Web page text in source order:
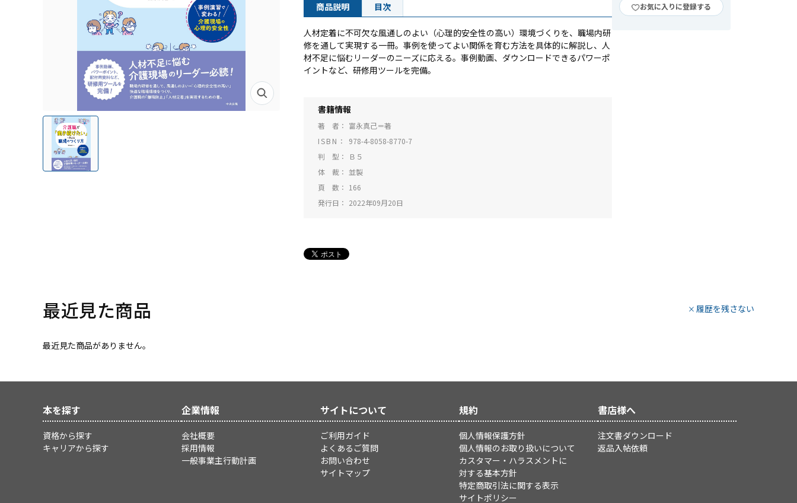
商品説明 目次
人材定着に不可欠な風通しのよい（心理的安全性の高い）環境づくりを、職場内研
修を通して実現する一冊。事例を使ってよい関係を育む方法を具体的に解説し、人
材不足に悩むリーダーのニーズに応える。事例動画、ダウンロードできるパワーポ
イントなど、研修用ツールを完備。
書籍情報
著 者
富永真己＝著
ISBN
978-4-8058-8770-7
判 型
Ｂ５
体 裁
並製
頁 数
166
発行日
2022年09月20日
お気に入りに登録する
最近見た商品
最近見た商品がありません。
履歴を残さない
本を探す
資格から探す
キャリアから探す
企業情報
会社概要
採用情報
一般事業主行動計画
サイトについて
ご利用ガイド
よくあるご質問
お問い合わせ
サイトマップ
規約
個人情報保護方針
個人情報のお取り扱いについて
カスタマー・ハラスメントに
対する基本方針
特定商取引法に関する表示
サイトポリシー
書店様へ
注文書ダウンロード
返品入帖依頼